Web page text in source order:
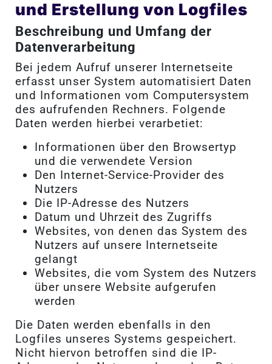
und Erstellung von Logfiles
Beschreibung und Umfang der
Datenverarbeitung
Bei jedem Aufruf unserer Internetseite
erfasst unser System automatisiert Daten
und Informationen vom Computersystem
des aufrufenden Rechners. Folgende
Daten werden hierbei verarbetiet:
Informationen über den Browsertyp
und die verwendete Version
Den Internet-Service-Provider des
Nutzers
Die IP-Adresse des Nutzers
Datum und Uhrzeit des Zugriffs
Websites, von denen das System des
Nutzers auf unsere Internetseite
gelangt
Websites, die vom System des Nutzers
über unsere Website aufgerufen
werden
Die Daten werden ebenfalls in den
Logfiles unseres Systems gespeichert.
Nicht hiervon betroffen sind die IP-